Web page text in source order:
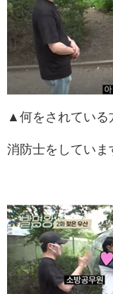
▲何をされている
消防士をしていま